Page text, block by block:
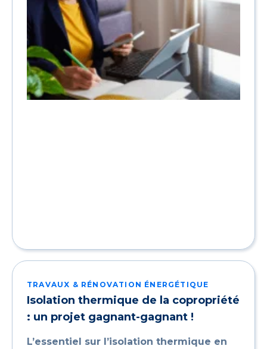
TRAVAUX & RÉNOVATION ÉNERGÉTIQUE
Isolation thermique de la copropriété
: un projet gagnant-gagnant !
L’essentiel sur l’isolation thermique en